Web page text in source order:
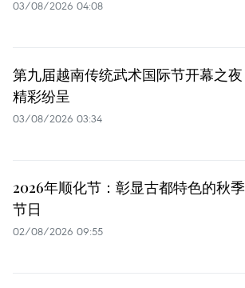
03/08/2026 04:08
第九届越南传统武术国际节开幕之夜
精彩纷呈
03/08/2026 03:34
2026年顺化节：彰显古都特色的秋季
节日
02/08/2026 09:55